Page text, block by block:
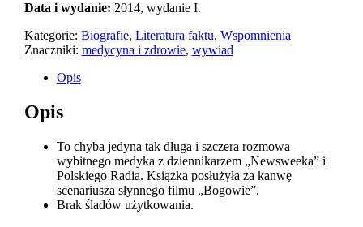
Data i wydanie: 2014, wydanie I.
Kategorie: Biografie, Literatura faktu, Wspomnienia
Znaczniki: medycyna i zdrowie, wywiad
Opis
Opis
To chyba jedyna tak długa i szczera rozmowa
wybitnego medyka z dziennikarzem „Newsweeka” i
Polskiego Radia. Książka posłużyła za kanwę
scenariusza słynnego filmu „Bogowie”.
Brak śladów użytkowania.